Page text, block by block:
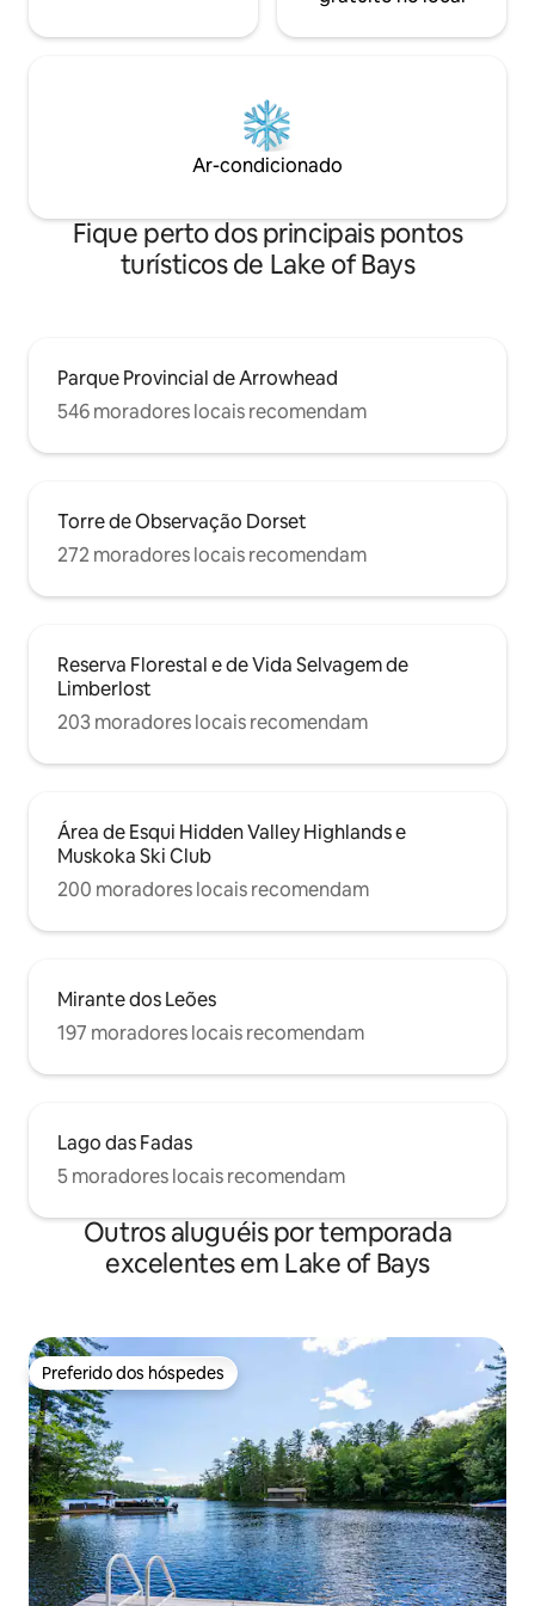
Ar-condicionado
Fique perto dos principais pontos
turísticos de Lake of Bays
Parque Provincial de Arrowhead
546 moradores locais recomendam
Torre de Observação Dorset
272 moradores locais recomendam
Reserva Florestal e de Vida Selvagem de
Limberlost
203 moradores locais recomendam
Área de Esqui Hidden Valley Highlands e
Muskoka Ski Club
200 moradores locais recomendam
Mirante dos Leões
197 moradores locais recomendam
Lago das Fadas
5 moradores locais recomendam
Outros aluguéis por temporada
excelentes em Lake of Bays
Preferido dos hóspedes
Preferido dos hóspedes